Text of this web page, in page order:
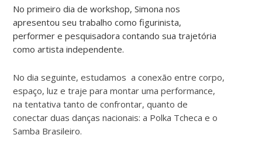
No primeiro dia de workshop, Simona nos
apresentou seu trabalho como figurinista,
performer e pesquisadora contando sua trajetória
como artista independente.
No dia seguinte, estudamos a conexão entre corpo,
espaço, luz e traje para montar uma performance,
na tentativa tanto de confrontar, quanto de
conectar duas danças nacionais: a Polka Tcheca e o
Samba Brasileiro.